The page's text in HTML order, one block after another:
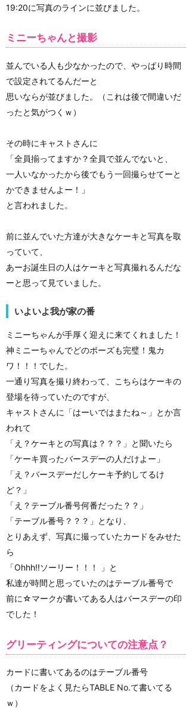
19:20に写真のラインに並びました。
ミニーちゃんと撮影
並んでいる人も少なかったので、やっぱり時間
で設定されてるんだーと
思いならが並びました。（これは後で間違いだ
ったと気がつくｗ）
その時にキャストさんに
「全員揃ってますか？全員で並んでないと、
一人いなかったから後でもう一回撮らせてーと
かできませんよー！」
と言われました。
前に並んでいた方達が大きなケーキと写真を取
っていて、
あーお誕生日の人はケーキと写真撮れるんだな
ーと思って見ていました。
いよいよ我が家の番
ミニーちゃんが手厚く迎えに来てくれました！
神ミニーちゃんでどのポーズも完璧！鬼カ
ワ！！！でした。
一通り写真を撮り終わって、こちらはケーキの
登場を待っていたのですが、
キャストさんに「はーいではまたね～」とか言
われて
「え？ケーキとの写真は？？？」と聞いたら
「ケーキ買ったバースデーの人だけよー」
「え？バースデーだしケーキ予約してるけ
ど？」
「え？テーブル番号何番だった？？」
「テーブル番号？？？」となり、
とりあえず、写真に撮っていたカードをみせた
ら
「Ohhh!!ソーリー！！！ 」と
私達が時間と思っていたのはテーブル番号で
前に☆マークが書いてある人はバースデーの印
でした！
グリーティングについての注意点？
カードに書いてあるのはテーブル番号
（カードをよく見たらTABLE No.て書いてる
ｗ）